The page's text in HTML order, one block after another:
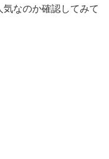
なのか確認してみて